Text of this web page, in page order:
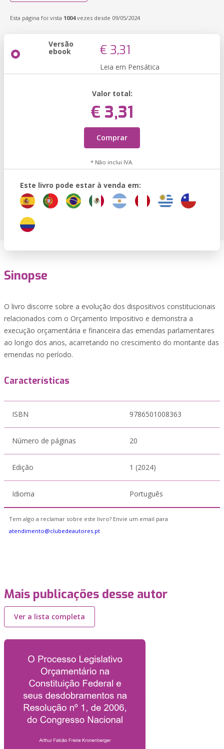
Esta página foi vista 1004vezes desde 09/05/2024
Versão
ebook € 3,31
Leia em Pensática
Valor total:
€ 3,31
Comprar
* Não inclui IVA.
Este livro pode estar à venda em:
Sinopse
O livro discorre sobre a evolução dos dispositivos constitucionais
relacionados com o Orçamento Impositivo e demonstra a
execução orçamentária e financeira das emendas parlamentares
ao longo dos anos, acarretando no crescimento do montante das
emendas no período.
Características
ISBN 9786501008363
Número de páginas 20
Edição 1 (2024)
Idioma Português
Tem algo a reclamar sobre este livro? Envie um email para
atendimento@clubedeautores.pt
Mais publicações desse autor
Ver a lista completa